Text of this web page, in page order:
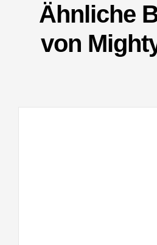
Ähnliche
von